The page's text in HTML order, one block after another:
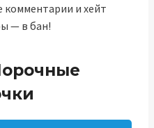
и хейт
— в бан!